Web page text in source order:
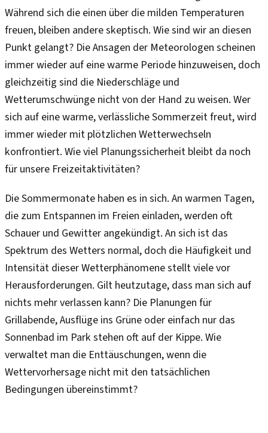
Während sich die einen über die milden Temperaturen
freuen, bleiben andere skeptisch. Wie sind wir an diesen
Punkt gelangt? Die Ansagen der Meteorologen scheinen
immer wieder auf eine warme Periode hinzuweisen, doch
gleichzeitig sind die Niederschläge und
Wetterumschwünge nicht von der Hand zu weisen. Wer
sich auf eine warme, verlässliche Sommerzeit freut, wird
immer wieder mit plötzlichen Wetterwechseln
konfrontiert. Wie viel Planungssicherheit bleibt da noch
für unsere Freizeitaktivitäten?
Die Sommermonate haben es in sich. An warmen Tagen,
die zum Entspannen im Freien einladen, werden oft
Schauer und Gewitter angekündigt. An sich ist das
Spektrum des Wetters normal, doch die Häufigkeit und
Intensität dieser Wetterphänomene stellt viele vor
Herausforderungen. Gilt heutzutage, dass man sich auf
nichts mehr verlassen kann? Die Planungen für
Grillabende, Ausflüge ins Grüne oder einfach nur das
Sonnenbad im Park stehen oft auf der Kippe. Wie
verwaltet man die Enttäuschungen, wenn die
Wettervorhersage nicht mit den tatsächlichen
Bedingungen übereinstimmt?